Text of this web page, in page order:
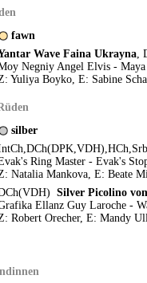
fawn
Wave Faina Ukrayna,
Negniy Angel Elvis -
Yuliya Boyko, E: Sabine
silber
Ring Master - Evak's
Natalia Mankova, E: Beate
Silver Picolino
Ellanz Guy Laroche -
Robert Orecher, E: Mandy